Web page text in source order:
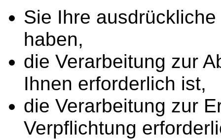
Sie Ihre
haben,
die Verarbeitung zur
Ihnen erforderlich ist,
die Verarbeitung zur
Verpflichtung